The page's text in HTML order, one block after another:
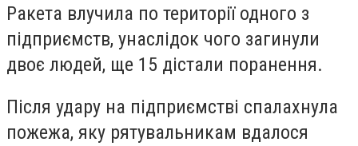
Ракета влучила по території одного з
підприємств, унаслідок чого загинули
двоє людей, ще 15 дістали поранення.
Після удару на підприємстві спалахнула
пожежа, яку рятувальникам вдалося